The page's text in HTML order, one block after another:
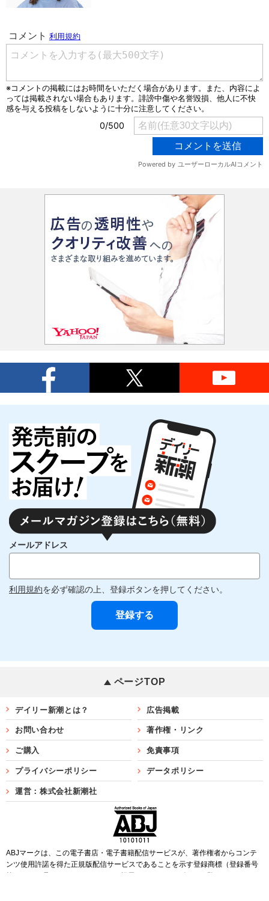
メールアドレス
利用規約を必ず確認の上、登録ボタンを押してください。
ページTOP
デイリー新潮とは？ 広告掲載
お問い合わせ 著作権・リンク
ご購入 免責事項
プライバシーポリシー データポリシー
運営：株式会社新潮社
ABJマークは、この電子書店・電子書籍配信サービスが、著作権者からコンテ
ンツ使用許諾を得た正規版配信サービスであることを示す登録商標（登録番号